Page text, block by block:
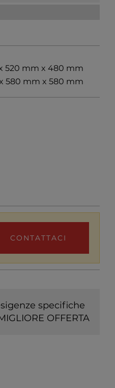
520 mm x 480 mm
580 mm x 580 mm
CONTATTACI
specifiche
OFFERTA